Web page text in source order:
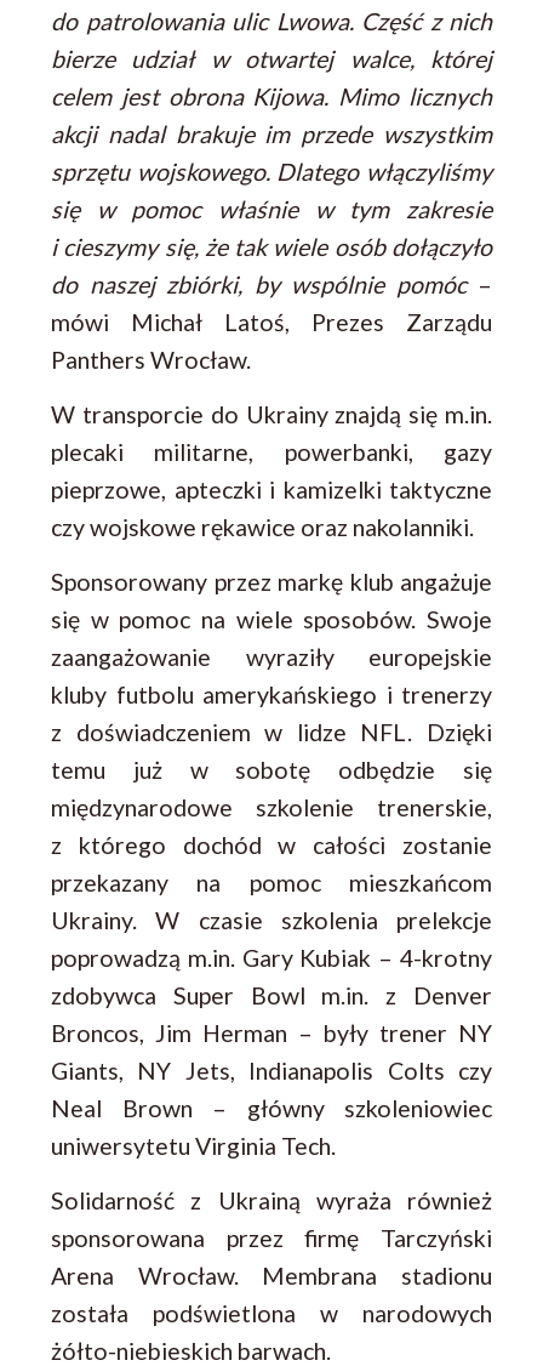
do patrolowania ulic Lwowa. Część z nich
bierze udział w otwartej walce, której
celem jest obrona Kijowa. Mimo licznych
akcji nadal brakuje im przede wszystkim
sprzętu wojskowego. Dlatego włączyliśmy
się w pomoc właśnie w tym zakresie
i cieszymy się, że tak wiele osób dołączyło
do naszej zbiórki, by wspólnie pomóc–
mówi Michał Latoś, Prezes Zarządu
Panthers Wrocław.
W transporcie do Ukrainy znajdą się m.in.
plecaki militarne, powerbanki, gazy
pieprzowe, apteczki i kamizelki taktyczne
czy wojskowe rękawice oraz nakolanniki.
Sponsorowany przez markę klub angażuje
się w pomoc na wiele sposobów. Swoje
zaangażowanie wyraziły europejskie
kluby futbolu amerykańskiego i trenerzy
z doświadczeniem w lidze NFL. Dzięki
temu już w sobotę odbędzie się
międzynarodowe szkolenie trenerskie,
z którego dochód w całości zostanie
przekazany na pomoc mieszkańcom
Ukrainy. W czasie szkolenia prelekcje
poprowadzą m.in. Gary Kubiak – 4-krotny
zdobywca Super Bowl m.in. z Denver
Broncos, Jim Herman – były trener NY
Giants, NY Jets, Indianapolis Colts czy
Neal Brown – główny szkoleniowiec
uniwersytetu Virginia Tech.
Solidarność z Ukrainą wyraża również
sponsorowana przez firmę Tarczyński
Arena Wrocław. Membrana stadionu
została podświetlona w narodowych
żółto-niebieskich barwach.